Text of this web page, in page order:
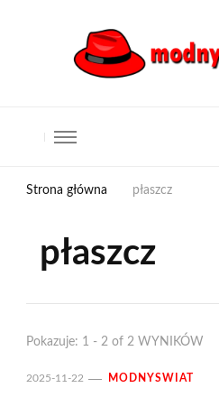
Strona główna płaszcz
płaszcz
Pokazuje: 1 - 2 of 2 WYNIKÓW
2025-11-22 MODNYSWIAT